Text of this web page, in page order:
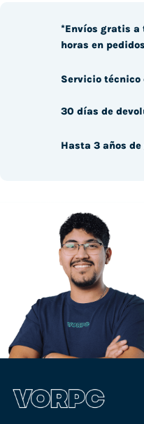
*Envíos gratis a
horas en
Servicio
30 días de
Hasta 3 años